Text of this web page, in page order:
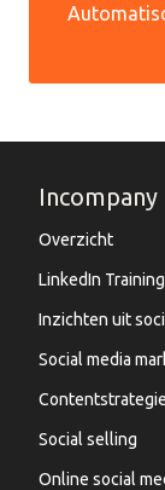
Overzicht
LinkedIn Training
Inzichten uit
Social media
Social selling
Online social